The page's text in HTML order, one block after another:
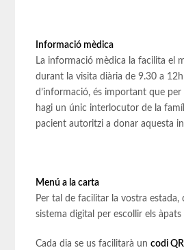
Informació mèdica
La informació mèdica la facilita el
durant la visita diària de 9.30 a
d’informació, és important que
hagi un únic interlocutor de la
pacient autoritzi a donar aquesta
Menú a la carta
Per tal de facilitar la vostra estada,
sistema digital per escollir els àpats
Cada dia se us facilitarà uncodi QR